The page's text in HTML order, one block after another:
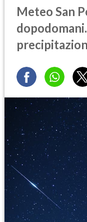
Meteo San